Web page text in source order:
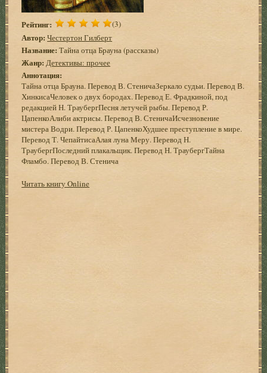
Рейтинг: (3)
Автор: Честертон Гилберт
Название: Тайна отца Брауна (рассказы)
Жанр: Детективы: прочее
Аннотация:
Тайна отца Брауна. Перевод В. СтеничаЗеркало судьи. Перевод В.
ХинкисаЧеловек о двух бородах. Перевод Е. Фрадкиной, под
редакцией Н. ТраубергПесня летучей рыбы. Перевод Р.
ЦапенкоАлиби актрисы. Перевод В. СтеничаИсчезновение
мистера Водри. Перевод Р. ЦапенкоХудшее преступление в мире.
Перевод Т. ЧепайтисаАлая луна Меру. Перевод Н.
ТраубергПоследний плакальщик. Перевод Н. ТраубергТайна
Фламбо. Перевод В. Стенича
Читать книгу Online